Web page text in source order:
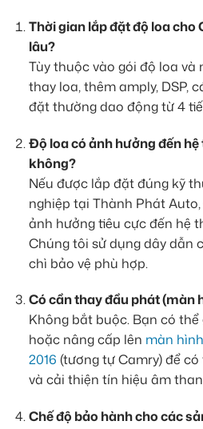
Thời gian lắp đặt độ loa cho
lâu?
Tùy thuộc vào gói độ loa và
thay loa, thêm amply, DSP,
đặt thường dao động từ 4
Độ loa có ảnh hưởng đến
không?
Nếu được lắp đặt đúng kỹ
nghiệp tại Thành Phát
ảnh hưởng tiêu cực đến hệ
Chúng tôi sử dụng dây dẫn
chì bảo vệ phù hợp.
Có cần thay đầu phát (màn
Không bắt buộc. Bạn có
hoặc nâng cấp lên màn
2016 (tương tự Camry) để
và cải thiện tín hiệu âm
Chế độ bảo hành cho các